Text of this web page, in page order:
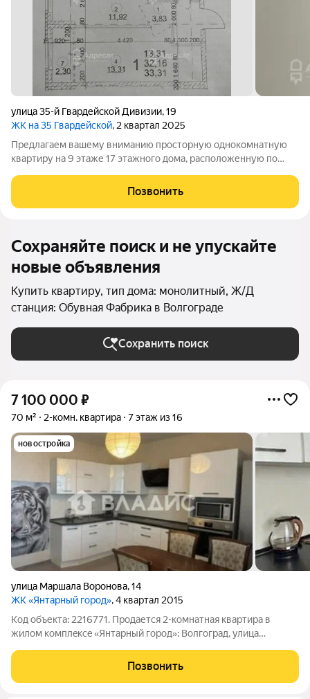
улица 35-й Гвардейской Дивизии,19
ЖК на 35 Гвардейской, 2 квартал 2025
Предлагаем вашему вниманию просторную однокомнатную
квартиру на 9 этаже 17 этажного дома, расположенную по
располагаются улицы : Электролесовская, Удмуртский
переулок, Проселочная,
Позвонить
Сохраняйте поиск и не упускайте
новые объявления
Купить квартиру, тип дома: монолитный, Ж/Д
станция: Обувная Фабрика в Волгограде
Сохранить поиск
7 100 000 ₽
70 м² 2-комн. квартира 7 этаж из 16
новостройка
улица Маршала Воронова,14
ЖК «Янтарный город», 4 квартал 2015
Код объекта: 2216771. Продаетcя 2-комнатная квapтирa в
жилoм кoмплeкce «Янтаpный гoрoд»: Волгоград, улица
изолированные комнаты 19+15,4 кв. м. Кухня 14,9 кв. м. Две
лоджии 2,1 и 2,7 кв. м. Красивый вид
Позвонить